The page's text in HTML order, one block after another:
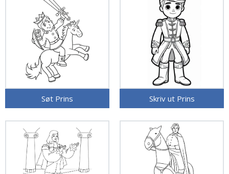
Søt Prins Skriv ut Prins